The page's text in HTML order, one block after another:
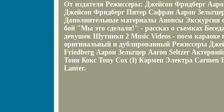
От издателя Режиссеры: Джейсон Фридберг
Джейсон Фридберг Питер Сафран Аарон
Дополнительные материалы Анонсы Экскурсия
бой "Мы это сделали!" - рассказ о съемках
девушек Шутники 2 Music Videos - поем караоке
оригинальный и дублированный Режиссеры
Friedberg Аарон Зельтцер Aaron Seltzer
Тони Кокс Tony Cox (I) Кармен Электра Carmen
Lanter.